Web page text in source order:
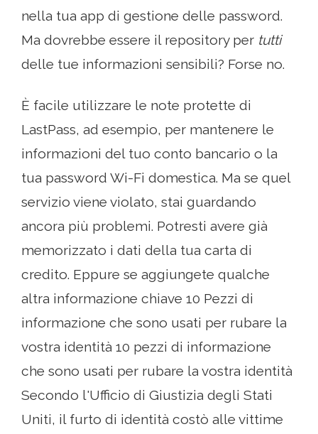
nella tua app di gestione delle password.
Ma dovrebbe essere il repository per tutti
delle tue informazioni sensibili? Forse no.
È facile utilizzare le note protette di
LastPass, ad esempio, per mantenere le
informazioni del tuo conto bancario o la
tua password Wi-Fi domestica. Ma se quel
servizio viene violato, stai guardando
ancora più problemi. Potresti avere già
memorizzato i dati della tua carta di
credito. Eppure se aggiungete qualche
altra informazione chiave 10 Pezzi di
informazione che sono usati per rubare la
vostra identità 10 pezzi di informazione
che sono usati per rubare la vostra identità
Secondo l'Ufficio di Giustizia degli Stati
Uniti, il furto di identità costò alle vittime